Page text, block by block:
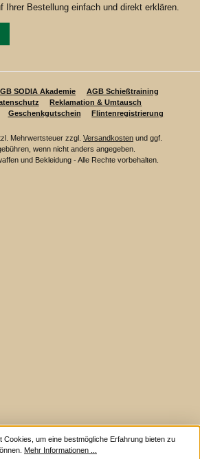
Ihrer Bestellung einfach und direkt erklären.
SODIA Akademie
AGB Schießtraining
Reklamation & Umtausch
Geschenkgutschein Flintenregistrierung
Mehrwertsteuer zzgl. Versandkosten und ggf.
wenn nicht anders angegeben.
und Bekleidung - Alle Rechte vorbehalten.
Cookies, um eine bestmögliche Erfahrung bieten zu
Mehr Informationen ...